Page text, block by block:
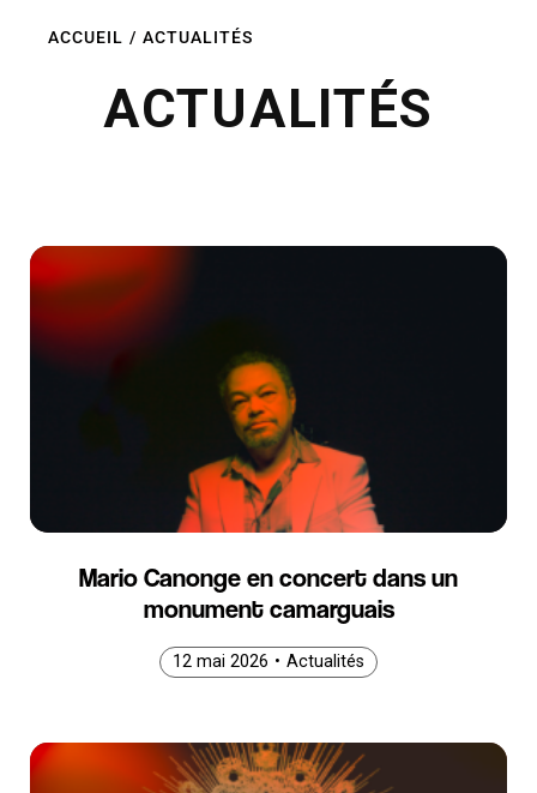
ACCUEIL / ACTUALITÉS
ACTUALITÉS
Mario Canonge en concert dans un
monument camarguais
12 mai 2026 • Actualités
12 mai 2026